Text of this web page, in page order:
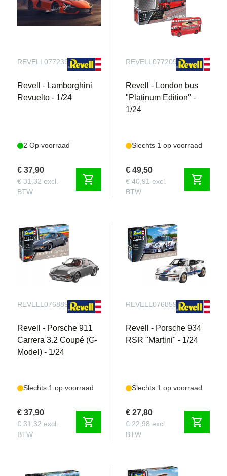
REVELL077239090
Revell - Lamborghini
Revuelto - 1/24
2 Op voorraad
€ 37,90
€ 31,32 excl.
BTW
shopping_cart
REVELL077209090
Revell - London bus
"Platinum Edition" -
1/24
Slechts 1 op voorraad
€ 49,50
€ 40,91 excl.
BTW
shopping_cart
REVELL076889090
Revell - Porsche 911
Carrera 3.2 Coupé (G-
Model) - 1/24
Slechts 1 op voorraad
€ 37,90
€ 31,32 excl.
BTW
shopping_cart
REVELL076859090
Revell - Porsche 934
RSR "Martini" - 1/24
Slechts 1 op voorraad
€ 27,80
€ 22,98 excl.
BTW
shopping_cart